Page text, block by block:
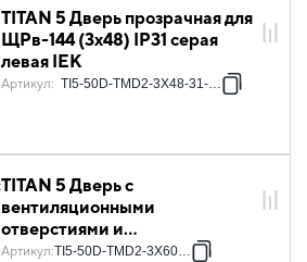
TITAN 5 Дверь прозрачная для
ЩРв-144 (3х48) IP31 серая
левая IEK
Артикул: TI5-50D-TMD2-3X48-31-7035
TITAN 5 Дверь с
вентиляционными
отверстиями и
радиопрозрачной вставкой
Артикул:TI5-50D-TMD2-3X60-30